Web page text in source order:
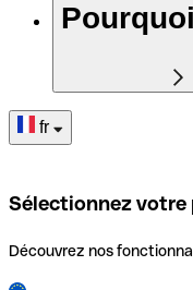
fr
Sélectionnez votre
Découvrez nos